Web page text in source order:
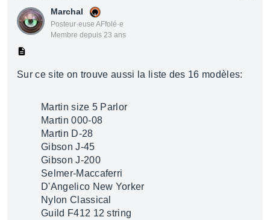
Marchal
Posteur·euse AFfolé·e
Membre depuis 23 ans
Sur ce site on trouve aussi la liste des 16 modèles:
Martin size 5 Parlor
Martin 000-08
Martin D-28
Gibson J-45
Gibson J-200
Selmer-Maccaferri
D'Angelico New Yorker
Nylon Classical
Guild F412 12 string